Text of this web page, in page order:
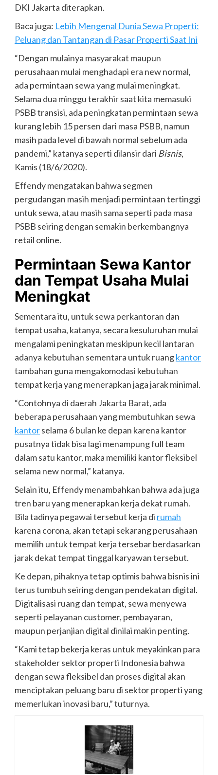
DKI Jakarta diterapkan.
Baca juga: Lebih Mengenal Dunia Sewa Properti:
Peluang dan Tantangan di Pasar Properti Saat Ini
“Dengan mulainya masyarakat maupun
perusahaan mulai menghadapi era new normal,
ada permintaan sewa yang mulai meningkat.
Selama dua minggu terakhir saat kita memasuki
PSBB transisi, ada peningkatan permintaan sewa
kurang lebih 15 persen dari masa PSBB, namun
masih pada level di bawah normal sebelum ada
pandemi,” katanya seperti dilansir dari Bisnis,
Kamis (18/6/2020).
Effendy mengatakan bahwa segmen
pergudangan masih menjadi permintaan tertinggi
untuk sewa, atau masih sama seperti pada masa
PSBB seiring dengan semakin berkembangnya
retail online.
Permintaan Sewa Kantor
dan Tempat Usaha Mulai
Meningkat
Sementara itu, untuk sewa perkantoran dan
tempat usaha, katanya, secara kesuluruhan mulai
mengalami peningkatan meskipun kecil lantaran
adanya kebutuhan sementara untuk ruangkantor
tambahan guna mengakomodasi kebutuhan
tempat kerja yang menerapkan jaga jarak minimal.
“Contohnya di daerah Jakarta Barat, ada
beberapa perusahaan yang membutuhkan sewa
kantorselama 6 bulan ke depan karena kantor
pusatnya tidak bisa lagi menampung full team
dalam satu kantor, maka memiliki kantor fleksibel
selama new normal,” katanya.
Selain itu, Effendy menambahkan bahwa ada juga
tren baru yang menerapkan kerja dekat rumah.
Bila tadinya pegawai tersebut kerja di rumah
karena corona, akan tetapi sekarang perusahaan
memilih untuk tempat kerja tersebar berdasarkan
jarak dekat tempat tinggal karyawan tersebut.
Ke depan, pihaknya tetap optimis bahwa bisnis ini
terus tumbuh seiring dengan pendekatan digital.
Digitalisasi ruang dan tempat, sewa menyewa
seperti pelayanan customer, pembayaran,
maupun perjanjian digital dinilai makin penting.
“Kami tetap bekerja keras untuk meyakinkan para
stakeholder sektor properti Indonesia bahwa
dengan sewa fleksibel dan proses digital akan
menciptakan peluang baru di sektor properti yang
memerlukan inovasi baru,” tuturnya.